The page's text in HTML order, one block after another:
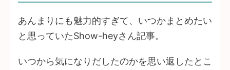
あんまりにも魅力的すぎて、いつかまとめたい
と思っていたShow-heyさん記事。
いつから気になりだしたのかを思い返したとこ